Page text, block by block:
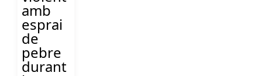
amb
esprai
de
pebre
durant